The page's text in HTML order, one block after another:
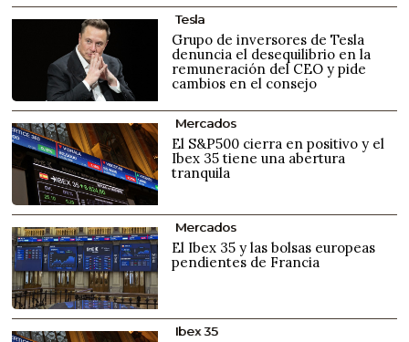
Tesla
Grupo de inversores de Tesla
denuncia el desequilibrio en la
remuneración del CEO y pide
cambios en el consejo
Mercados
El S&P500 cierra en positivo y el
Ibex 35 tiene una abertura
tranquila
Mercados
El Ibex 35 y las bolsas europeas
pendientes de Francia
Ibex 35